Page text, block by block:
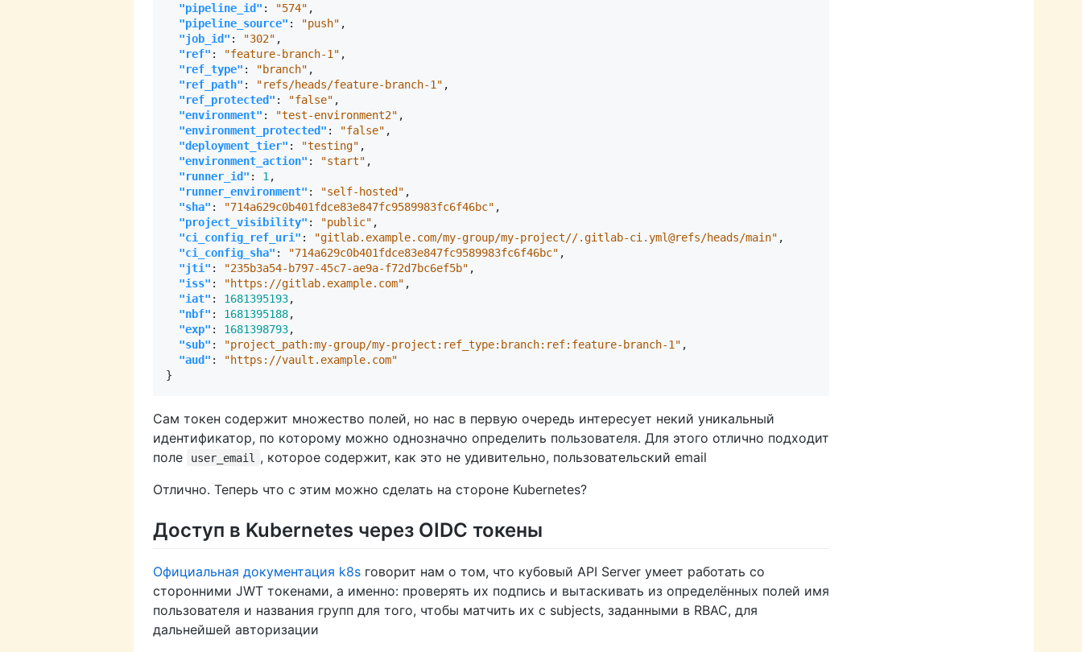
"pipeline_id" : "574" ,
"pipeline_source" : "push" ,
"job_id" : "302" ,
"ref" : "feature-branch-1" ,
"ref_type" : "branch" ,
"ref_path" : "refs/heads/feature-branch-1" ,
"ref_protected" : "false" ,
"environment" : "test-environment2" ,
"environment_protected" : "false" ,
"deployment_tier" : "testing" ,
"environment_action" : "start" ,
"runner_id" : 1 ,
"runner_environment" : "self-hosted" ,
"sha" : "714a629c0b401fdce83e847fc9589983fc6f46bc" ,
"project_visibility" : "public" ,
"ci_config_ref_uri" : "gitlab.example.com/my-group/my-project//.gitlab-ci.yml@refs/heads/main" ,
"ci_config_sha" : "714a629c0b401fdce83e847fc9589983fc6f46bc" ,
"jti" : "235b3a54-b797-45c7-ae9a-f72d7bc6ef5b" ,
"iss" : "https://gitlab.example.com" ,
"iat" : 1681395193,
"nbf" : 1681395188,
"exp" : 1681398793,
"sub" : "project_path:my-group/my-project:ref_type:branch:ref:feature-branch-1" ,
"aud" :
"https://vault.example.com"
}
Сам токен содержит множество полей, но нас в первую очередь интересует некий уникальный
идентификатор, по которому можно однозначно определить пользователя. Для этого отлично подходит
поле
user_email
, которое содержит, как это не удивительно, пользовательский email
Отлично. Теперь что с этим можно сделать на стороне Kubernetes?
Доступ в Kubernetes через OIDC токены
Официальная документация k8s говорит нам о том, что кубовый API Server умеет работать со
сторонними JWT токенами, а именно: проверять их подпись и вытаскивать из определённых полей имя
пользователя и названия групп для того, чтобы матчить их с subjects, заданными в RBAC, для
дальнейшей авторизации